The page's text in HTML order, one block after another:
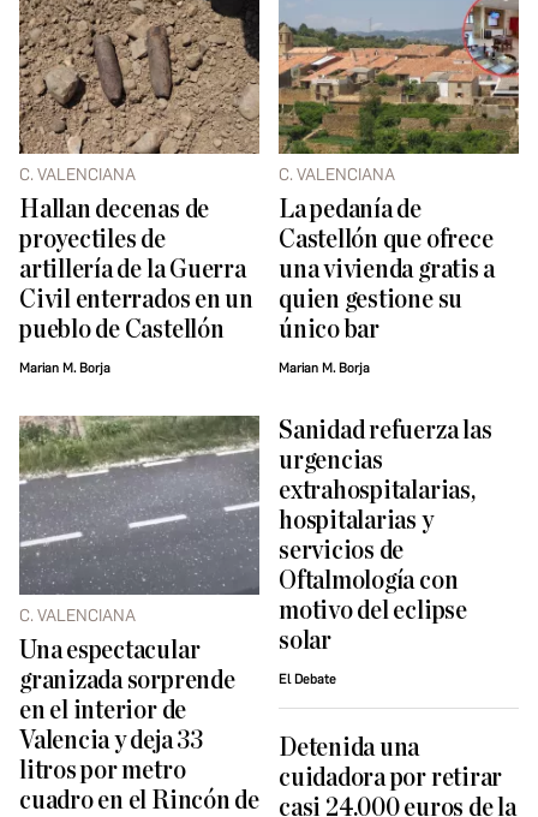
C. VALENCIANA
Hallan decenas de
proyectiles de
artillería de la Guerra
Civil enterrados en un
pueblo de Castellón
Marian M. Borja
C. VALENCIANA
La pedanía de
Castellón que ofrece
una vivienda gratis a
quien gestione su
único bar
Marian M. Borja
C. VALENCIANA
Una espectacular
granizada sorprende
en el interior de
Valencia y deja 33
litros por metro
cuadro en el Rincón de
Sanidad refuerza las
urgencias
extrahospitalarias,
hospitalarias y
servicios de
Oftalmología con
motivo del eclipse
solar
El Debate
Detenida una
cuidadora por retirar
casi 24.000 euros de la